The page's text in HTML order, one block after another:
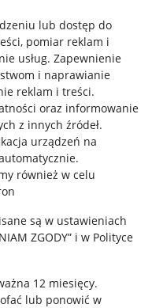
lub dostęp do
pomiar reklam i
usług. Zapewnienie
i naprawianie
reklam i treści.
oraz informowanie
z innych źródeł.
urządzeń na
.
również w celu
są w ustawieniach
ZGODY” i w Polityce
12 miesięcy.
lub ponowić w